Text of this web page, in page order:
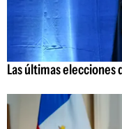
Las últimas elecciones